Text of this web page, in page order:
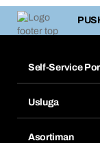
Self-Service
Popisi želja
Usluga
Asortiman